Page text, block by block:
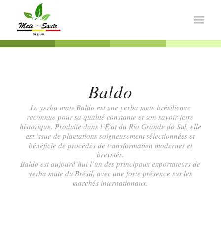
Baldo
La yerba mate Baldo est une yerba mate brésilienne
reconnue pour sa qualité constante et son savoir-faire
historique. Produite dans l’État du Rio Grande do Sul, elle
est issue de plantations soigneusement sélectionnées et
bénéficie de procédés de transformation modernes et
brevetés.
Baldo est aujourd’hui l’un des principaux exportateurs de
yerba mate du Brésil, avec une forte présence sur les
marchés internationaux.